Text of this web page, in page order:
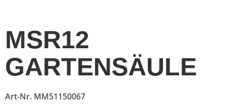
MSR12
GARTENSÄULE
Art-Nr. MM51150067